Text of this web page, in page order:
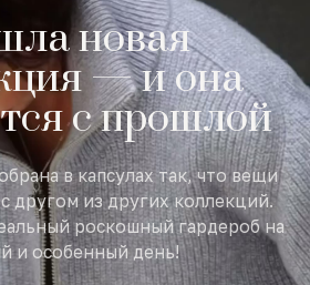
новая
— и она
с прошлой
в капсулах так, что вещи
другом из других коллекций.
роскошный гардероб на
и особенный день!